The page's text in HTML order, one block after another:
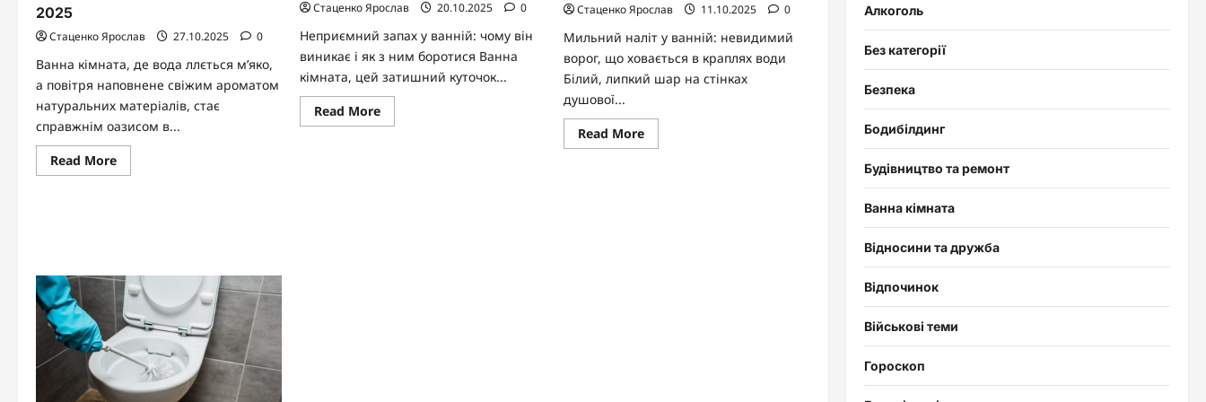
2025
Стаценко Ярослав 27.10.2025 0
Ванна кімната, де вода ллється м’яко,
а повітря наповнене свіжим ароматом
натуральних матеріалів, стає
справжнім оазисом в...
Read MoreRead
more
та
матеріали
2025
Стаценко Ярослав 20.10.2025 0
Неприємний запах у ванній: чому він
виникає і як з ним боротися Ванна
кімната, цей затишний куточок...
Read MoreRead
more
Стаценко Ярослав 11.10.2025 0
Мильний наліт у ванній: невидимий
ворог, що ховається в краплях води
Білий, липкий шар на стінках
душової...
Read MoreRead
more
Алкоголь
Без категорії
Безпека
Бодибілдинг
Будівництво та ремонт
Ванна кімната
Відносини та дружба
Відпочинок
Військові теми
Гороскоп